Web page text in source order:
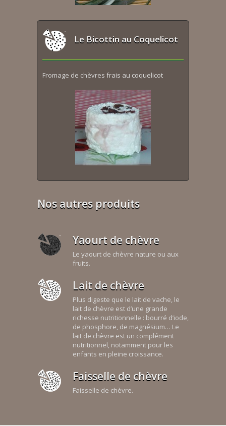
Le Bicottin au Coquelicot
Fromage de chèvres frais au coquelicot
Nos autres produits
Yaourt de chèvre
Le yaourt de chèvre nature ou aux
fruits.
Lait de chèvre
Plus digeste que le lait de vache, le
lait de chèvre est d’une grande
richesse nutritionnelle : bourré d’iode,
de phosphore, de magnésium… Le
lait de chèvre est un complément
nutritionnel, notamment pour les
enfants en pleine croissance.
Faisselle de chèvre
Faisselle de chèvre.